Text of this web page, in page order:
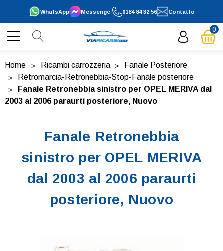
0184 84 32 56
WhatsApp Contatto
Messenger
0
Home Ricambi carrozzeria
Fanale Posteriore
Retromarcia-Retronebbia-Stop-Fanale posteriore
Fanale Retronebbia sinistro per OPEL MERIVA dal
2003 al 2006 paraurti posteriore, Nuovo
Fanale Retronebbia
sinistro per OPEL MERIVA
dal 2003 al 2006 paraurti
posteriore, Nuovo